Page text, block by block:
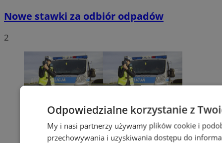
Nowe stawki za odbiór odpadów
2
Odpowiedzialne korzystanie z
My i nasi partnerzy używamy plików cookie i
przechowywania i uzyskiwania dostępu do